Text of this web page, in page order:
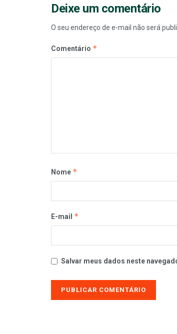
Deixe um comentário
O seu endereço de e-mail não será
Comentário *
Nome *
E-mail *
Salvar meus dados neste